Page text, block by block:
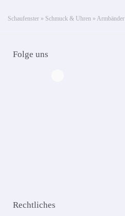
Schaufenster » Schmuck & Uhren » Armbänder
Folge uns
Rechtliches